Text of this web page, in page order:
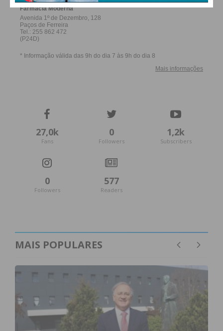
27,0k
Fans
0
Followers
1,2k
Subscribers
0
Followers
577
Readers
MAIS POPULARES